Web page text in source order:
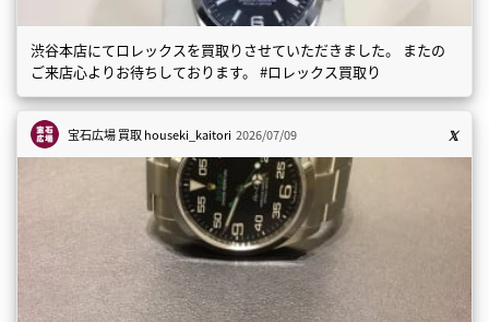
渋谷本店にてロレックスを買取りさせていただきました。 またの
ご来店心よりお待ちしております。 #ロレックス買取り
宝石広場 買取houseki_kaitori 2026/07/09